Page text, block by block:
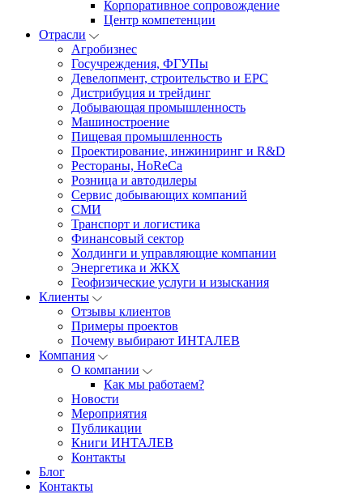
Корпоративное сопровождение
Центр компетенции
Отрасли
Агробизнес
Госучреждения, ФГУПы
Девелопмент, строительство и EPC
Дистрибуция и трейдинг
Добывающая промышленность
Машиностроение
Пищевая промышленность
Проектирование, инжиниринг и R&D
Рестораны, HoReCa
Розница и автодилеры
Сервис добывающих компаний
СМИ
Транспорт и логистика
Финансовый сектор
Холдинги и управляющие компании
Энергетика и ЖКХ
Геофизические услуги и изыскания
Клиенты
Отзывы клиентов
Примеры проектов
Почему выбирают ИНТАЛЕВ
Компания
О компании
Как мы работаем?
Новости
Мероприятия
Публикации
Книги ИНТАЛЕВ
Контакты
Блог
Контакты